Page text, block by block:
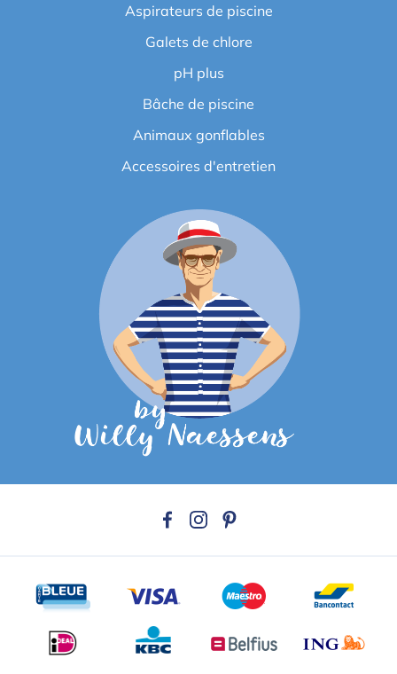
Aspirateurs de piscine
Galets de chlore
pH plus
Bâche de piscine
Animaux gonflables
Accessoires d'entretien